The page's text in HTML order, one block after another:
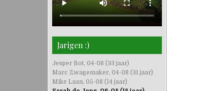
Jarigen :)
Jesper Bot, 04-08 (33 jaar)
Marc Zwagemaker, 04-08 (31 jaar)
Mike Laan, 05-08 (14 jaar)